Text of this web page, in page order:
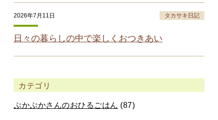
2026年7月11日 タカサキ日記
日々の暮らしの中で楽しくおつきあい
カテゴリ
ぷかぷかさんのおひるごはん (87)